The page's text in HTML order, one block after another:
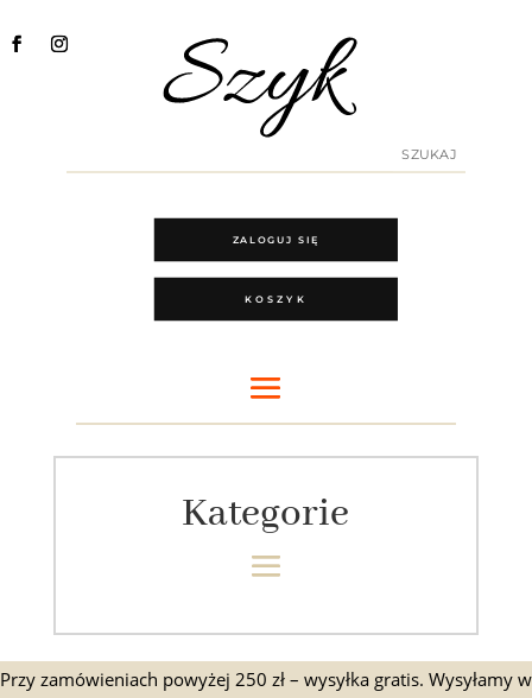
ZALOGUJ SIĘ
KOSZYK
Kategorie
Przy zamówieniach powyżej 250 zł – wysyłka gratis. Wysyłamy w